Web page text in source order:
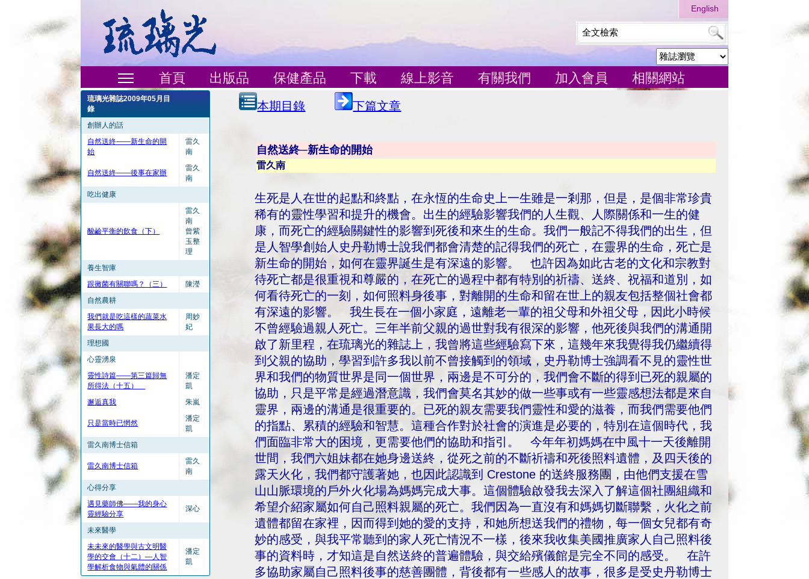
English
首頁 出版品 保健產品 下載 線上影音 有關我們 加入會員 相關網站
琉璃光雜誌2009年05月目
錄
創辦人的話
自然送終——新生命的開
始
雷久
南
自然送終——後事在家辦
雷久
南
吃出健康
酸鹼平衡的飲食（下）
雷久
南
曾紫
玉整
理
養生智庫
跟黴菌有關聯嗎？（三）
陳瀅
自然農耕
我們就是吃這樣的蔬菜水
果長大的嗎
周妙
妃
理想國
心靈湧泉
靈性詩篇——第三篇歸無
所得法（十五）
潘定
凱
邂逅真我
朱嵐
只是當時已惘然
潘定
凱
雷久南博士信箱
雷久南博士信箱
雷久
南
心得分享
遇見藥師佛——我的身心
靈經驗分享
深心
未來醫學
未未來的醫學與古文明醫
學的交會（十二）—人智
學解析食物與氣體的關係
潘定
凱
本期目錄 下篇文章
自然送終─新生命的開始
雷久南
生死是人在世的起點和終點，在永恆的生命史上一生雖是一剎那，但是，是個非常珍貴
稀有的靈性學習和提升的機會。出生的經驗影響我們的人生觀、人際關係和一生的健
康，而死亡的經驗關鍵性的影響到死後和來生的生命。我們一般記不得我們的出生，但
是人智學創始人史丹勒博士說我們都會清楚的記得我們的死亡，在靈界的生命，死亡是
新生命的開始，如何在靈界誕生是有深遠的影響。 也許因為如此古老的文化和宗教對
待死亡都是很重視和尊嚴的，在死亡的過程中都有特別的祈禱、送終、祝福和道別，如
何看待死亡的一刻，如何照料身後事，對離開的生命和留在世上的親友包括整個社會都
有深遠的影響。 我生長在一個小家庭，遠離老一輩的祖父母和外祖父母，因此小時候
不曾經驗過親人死亡。三年半前父親的過世對我有很深的影響，他死後與我們的溝通開
啟了新里程，在琉璃光的雜誌上，我曾將這些經驗寫下來，這幾年來我覺得我仍繼續得
到父親的協助，學習到許多我以前不曾接觸到的領域，史丹勒博士強調看不見的靈性世
界和我們的物質世界是同一個世界，兩邊是不可分的，我們會不斷的得到已死的親屬的
協助，只是平常是經過潛意識，我們會莫名其妙的做一些事或有一些靈感想法都是來自
靈界，兩邊的溝通是很重要的。已死的親友需要我們靈性和愛的滋養，而我們需要他們
的指點、累積的經驗和智慧。這種合作對於社會的演進是必要的，特別在這個時代，我
們面臨非常大的困境，更需要他們的協助和指引。 今年年初媽媽在中風十一天後離開
世間，我們六姐妹都在她身邊送終，從死之前的不斷祈禱和死後照料遺體，及四天後的
露天火化，我們都守護著她，也因此認識到 Crestone 的送終服務團，由他們支援在雪
山山脈環境的戶外火化場為媽媽完成大事。這個體驗啟發我去深入了解這個社團組織和
希望介紹家屬如何自己照料親屬的死亡。我們因為一直沒有和媽媽切斷聯繫，火化之前
遺體都留在家裡，因而得到她的愛的支持，和她所想送我們的禮物，每一個女兒都有奇
妙的感受，與我平常聽到的家人死亡情況不一樣，後來我收集美國推廣家人自己照料後
事的資料時，才知這是自然送終的普遍體驗，與交給殯儀館是完全不同的感受。 在許
多協助家屬自己照料後事的慈善團體，背後都有一些感人的故事，很多是受史丹勒博士